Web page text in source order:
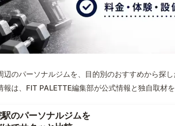
辺のパーソナルジムを、目的別のおすすめから探
報は、FIT PALETTE編集部が公式情報と独自取材
のパーソナルジムを